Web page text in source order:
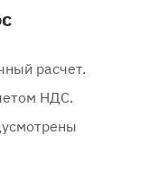
расчет.
НДС.